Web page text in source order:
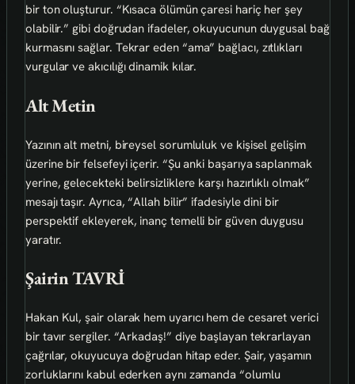
bir ton oluşturur. “Kısaca ölümün çaresi hariç her şey
olabilir.” gibi doğrudan ifadeler, okuyucunun duygusal bağ
kurmasını sağlar. Tekrar eden “ama” bağlacı, zıtlıkları
vurgular ve akıcılığı dinamik kılar.
Alt Metin
Yazının alt metni, bireysel sorumluluk ve kişisel gelişim
üzerine bir felsefeyi içerir. “Şu anki başarıya saplanmak
yerine, gelecekteki belirsizliklere karşı hazırlıklı olmak”
mesajı taşır. Ayrıca, “Allah bilir” ifadesiyle dini bir
perspektif ekleyerek, inanç temelli bir güven duygusu
yaratır.
Şairin TAVRİ
Hakan Kul, şair olarak hem uyarıcı hem de cesaret verici
bir tavır sergiler. “Arkadaş!” diye başlayan tekrarlayan
çağrılar, okuyucuya doğrudan hitap eder. Şair, yaşamın
zorluklarını kabul ederken aynı zamanda “olumlu